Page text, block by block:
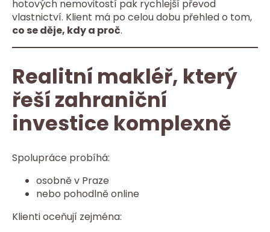
hotových nemovitostí pak rychlejší převod
vlastnictví. Klient má po celou dobu přehled o tom,
co se děje, kdy a proč.
Realitní makléř, který
řeší zahraniční
investice komplexně
Spolupráce probíhá:
osobně v Praze
nebo pohodlně online
Klienti oceňují zejména: